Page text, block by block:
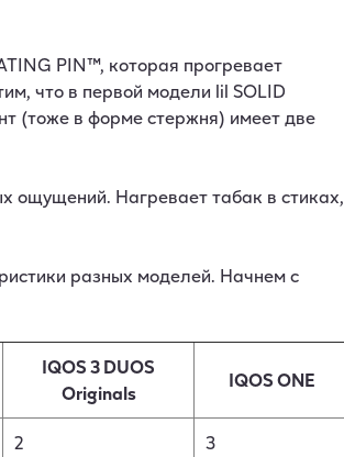
PIN™, которая прогревает
что в первой модели lil SOLID
(тоже в форме стержня) имеет две
ощущений. Нагревает табак в стиках,
разных моделей. Начнем с
IQOS 3 DUOS
Originals
IQOS ONE
2
3